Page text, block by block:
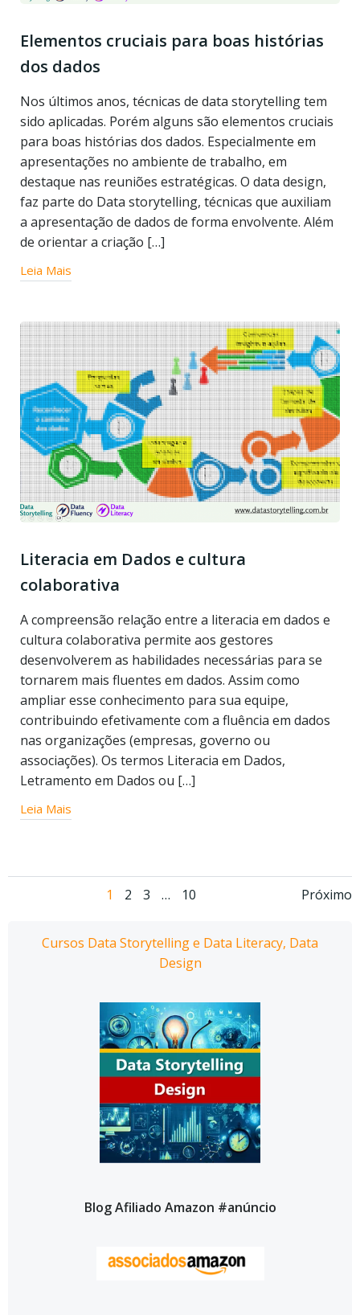
Elementos cruciais para boas histórias
dos dados
Nos últimos anos, técnicas de data storytelling tem
sido aplicadas. Porém alguns são elementos cruciais
para boas histórias dos dados. Especialmente em
apresentações no ambiente de trabalho, em
destaque nas reuniões estratégicas. O data design,
faz parte do Data storytelling, técnicas que auxiliam
a apresentação de dados de forma envolvente. Além
de orientar a criação […]
Leia Mais
Literacia em Dados e cultura
colaborativa
A compreensão relação entre a literacia em dados e
cultura colaborativa permite aos gestores
desenvolverem as habilidades necessárias para se
tornarem mais fluentes em dados. Assim como
ampliar esse conhecimento para sua equipe,
contribuindo efetivamente com a fluência em dados
nas organizações (empresas, governo ou
associações). Os termos Literacia em Dados,
Letramento em Dados ou […]
Leia Mais
Navegação
por
Navegação
por
Página
1 Página
2 Página
3 … Página
10
por
Próximo
Cursos Data Storytelling e Data Literacy, Data
Design
Blog Afiliado Amazon #anúncio